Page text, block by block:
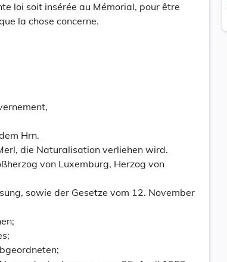
loi soit insérée au Mémorial, pour être
la chose concerne.
Hrn.
die Naturalisation verliehen wird.
von Luxemburg, Herzog von
sowie der Gesetze vom 12. November